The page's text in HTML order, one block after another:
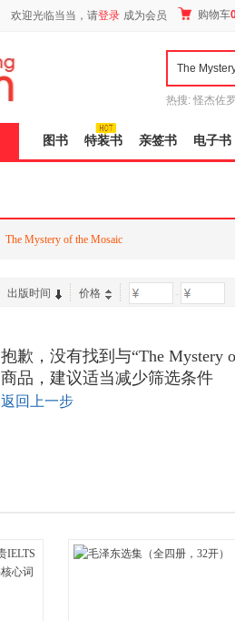
欢迎光临当当，请登录 成为会员 购物车
热搜: 怪杰佐
图书 特装书 亲签书 电子书
The Mystery of the Mosaic
出版时间 价格 -
抱歉，没有找到与“The Mystery
商品，建议适当减少筛选条件
返回上一步